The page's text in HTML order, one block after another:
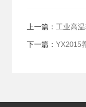
上一篇： 工业高
下一篇： YX2015